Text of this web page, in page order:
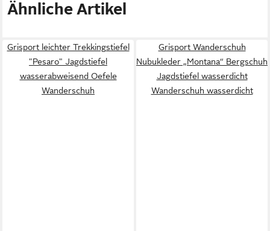
Ähnliche Artikel
Grisport leichter Trekkingstiefel
"Pesaro" Jagdstiefel
wasserabweisend Oefele
Wanderschuh
Grisport Wanderschuh
Nubukleder „Montana“ Bergschuh
Jagdstiefel wasserdicht
Wanderschuh wasserdicht